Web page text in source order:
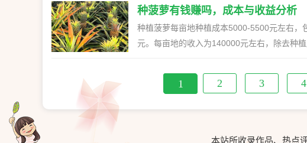
于番茄，可以在3片真叶期喷100毫升/千克助
喷洒两次。
10，花药长1.2-50px。花期5-7月，果期8-10
18-20℃，出适宜温度为20℃，地上部植株生
18℃；喜斜射或散光，忌强光直射，生长要求
轮生，部分轮生至全部互生，无柄或有极短
3.5cm，基部宽楔形至圆钝，急尖，上面无毛
顶生，或数朵集成假总状花序，花萼钟状五
较疏松的土壤中，尤喜坡地和山地，以半阴
密的茎基和宿根。 4、采收加工 夏季采收艾
茭白会倒下来，控制好茭白株距，55-60厘米
常管理工作，天冷时水深控制在10厘米左右
施肥，浇水后施肥，施肥量控制在15公斤左
10月之前完成收割工作。
红枫比较受欢迎，在绿化上使用较多。而且
于苗木种植业的发展，市场上出现了很多新
效益降低，但还是比较赚钱的，但种植风险也
大概要7000元左右，不同大小、不同质量的
湿度以手剂成团松开即散为宜，混合后将种
纯利润8000元左右，收入比较可观。 一、石
日益受到欢迎，种植软籽石榴的人数正在增
认识而不购买的情况，这点是优势。加强种植
右。 2、比较受欢迎的软籽石榴、无籽石榴
是有差异的。石榴价格会受到人工成本、栽
种菠萝有钱赚吗，成本与收益分析
种植菠萝每亩地种植成本5000-5500元左右
元。每亩地的收入为140000元左右，除去种
萝罐头、菠萝干等，销往世界各地，经济价
较快，在适宜的气候条件下，一年四季可采
鲜食，还可以通过二次加工制作成菠萝罐头
1 2 3 4
本站所收录作品、热点